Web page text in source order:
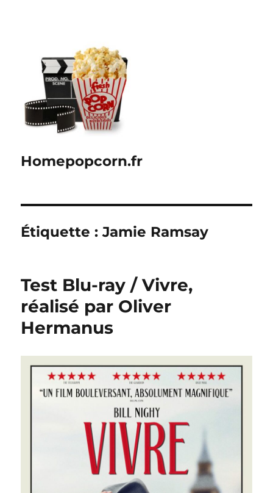
Homepopcorn.fr
Étiquette :Jamie Ramsay
Test Blu-ray / Vivre,
réalisé par Oliver
Hermanus